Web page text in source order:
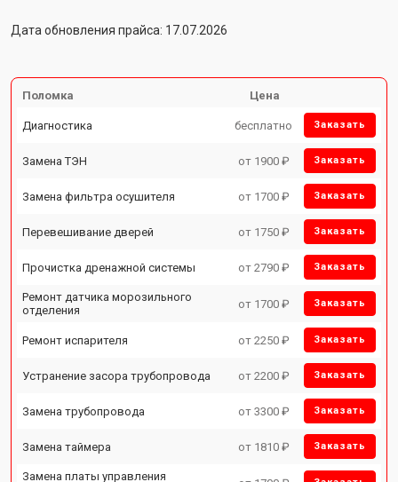
Дата обновления прайса: 17.07.2026
Поломка Цена
Диагностика бесплатно Заказать
Замена ТЭН от 1900 ₽ Заказать
Замена фильтра осушителя от 1700 ₽ Заказать
Перевешивание дверей от 1750 ₽ Заказать
Прочистка дренажной системы от 2790 ₽ Заказать
Ремонт датчика морозильного
отделения
от 1700 ₽ Заказать
Ремонт испарителя от 2250 ₽ Заказать
Устранение засора трубопровода от 2200 ₽ Заказать
Замена трубопровода от 3300 ₽ Заказать
Замена таймера от 1810 ₽ Заказать
Замена платы управления